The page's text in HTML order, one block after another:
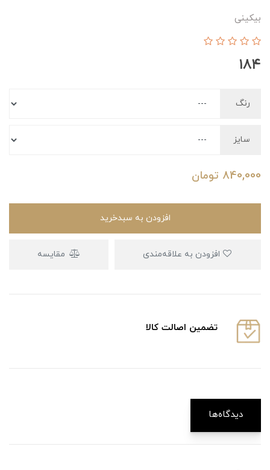
بیکینی
۱۸۴
رنگ
سایز
840,000 تومان
افزودن به سبدخرید
مقایسه
تضمین اصالت کالا
دیدگاه‌ها